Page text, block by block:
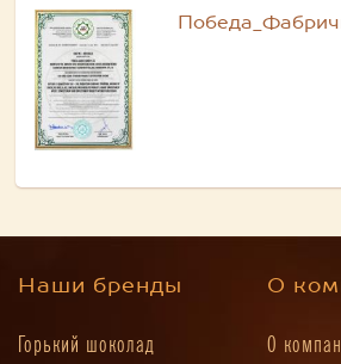
Наши бренды
Горький шоколад
О
О